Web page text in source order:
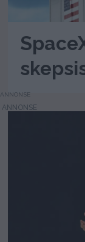
ANNONSE